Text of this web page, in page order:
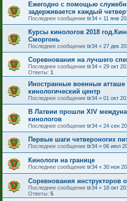
Ежегодно с помощью
задерживается каждый
Последнее сообщение tir34 « 11 янв
Курсы кинологов 2018
Сморгонь
Последнее сообщение tir34 « 27 дек
Соревнования на лучшего
Последнее сообщение tir34 « 29 окт
Ответы: 1
Иностранные военные атташе
кинологический центр
Последнее сообщение tir34 « 01 окт
В Латвии прошли ХIV
кинологов
Последнее сообщение tir34 « 24 сен
Первые шаги четвероногих
Последнее сообщение tir34 « 06 июл
Кинологи на границе
Последнее сообщение tir34 « 30 ноя
Соревнования инструкторов
Последнее сообщение tir34 « 18 окт
Ответы: 5